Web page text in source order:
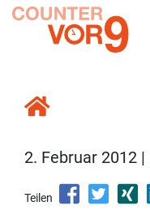
2. Februar 2012 |
Teilen